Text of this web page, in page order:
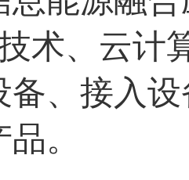
术、云计
备、接入
。